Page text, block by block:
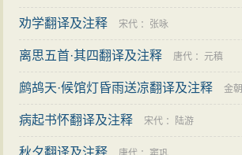
劝学翻译及注释 宋代 ： 张咏
离思五首·其四翻译及注释 唐代 ： 元稹
鹧鸪天·候馆灯昏雨送凉翻译及注释 金朝
病起书怀翻译及注释 宋代 ： 陆游
秋夕翻译及注释